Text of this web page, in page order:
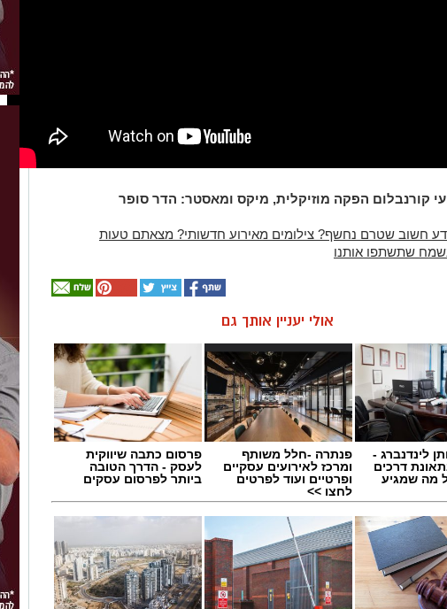
קורנבלום הפקה מוזיקלית, מיקס ומאסטר: הדר סופר
חשוב שטרם נחשף? צילומים מאירוע חדשותי? מצאתם טעות
שתשתפו אותנו
אולי יעניין אותך גם
לינדנברג -
דרכים
מה שמגיע
פנתרה -חלל משותף
ומרכז לאירועים עסקיים
ופרטיים ועוד לפרטים
לחצו >>
פרסום כתבה שיווקית
לעסק - הדרך הטובה
ביותר לפרסום עסקים